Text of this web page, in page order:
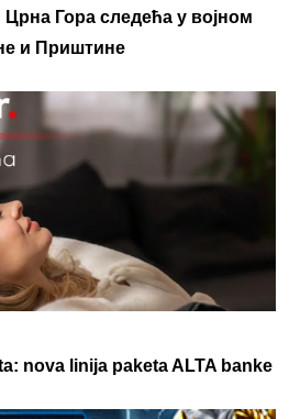
Гора следећа у војном
и Приштине
nova linija paketa ALTA banke